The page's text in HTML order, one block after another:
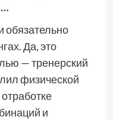
обязательно
Да, это
— тренерский
физической
и